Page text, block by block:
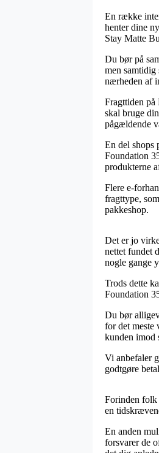
En række
henter dine
Stay Matte
Du bør på
men
nærheden af
Fragttiden på
skal bruge
pågældende
En del shops
Foundation
produkterne
Flere e-
fragttype,
pakkeshop.
Det er jo
nettet fundet
nogle gange
Trods dette
Foundation
Du bør
for det meste
kunden imod
Vi anbefaler
godtgøre
Forinden folk
en
En anden
forsvarer de